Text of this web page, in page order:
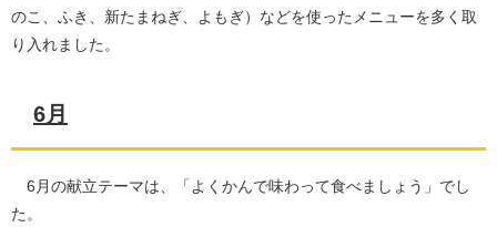
のこ、ふき、新たまねぎ、よもぎ）などを使ったメニューを多く取
り入れました。
6月
6月の献立テーマは、「よくかんで味わって食べましょう」でし
た。